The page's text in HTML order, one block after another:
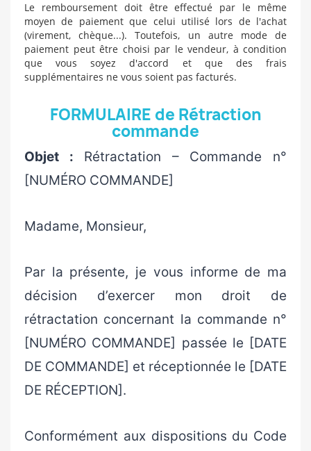
Le remboursement doit être effectué par le même
moyen de paiement que celui utilisé lors de l'achat
(virement, chèque...). Toutefois, un autre mode de
paiement peut être choisi par le vendeur, à condition
que vous soyez d'accord et que des frais
supplémentaires ne vous soient pas facturés.
FORMULAIRE de Rétraction
commande
Objet : Rétractation – Commande n°
[NUMÉRO COMMANDE]
Madame, Monsieur,
Par la présente, je vous informe de ma
décision d’exercer mon droit de
rétractation concernant la commande n°
[NUMÉRO COMMANDE] passée le [DATE
DE COMMANDE] et réceptionnée le [DATE
DE RÉCEPTION].
Conformément aux dispositions du Code